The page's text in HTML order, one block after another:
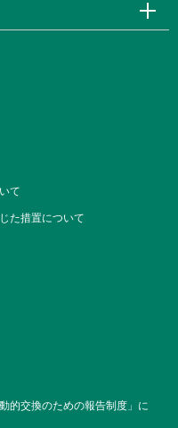
て
た措置について
的交換のための報告制度」に